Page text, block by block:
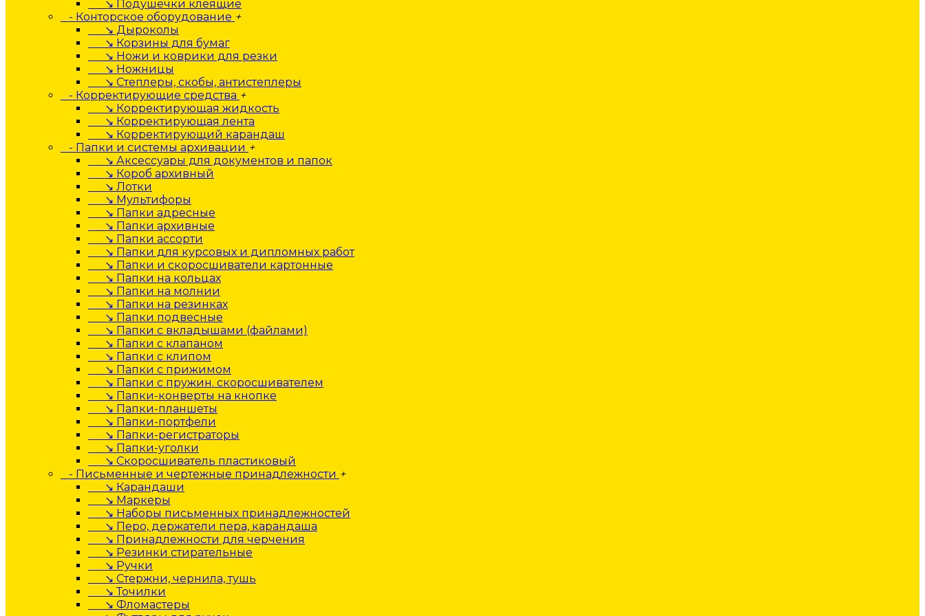
↘ Подушечки клеящие
- Конторское оборудование +
↘ Дыроколы
↘ Корзины для бумаг
↘ Ножи и коврики для резки
↘ Ножницы
↘ Степлеры, скобы, антистеплеры
- Корректирующие средства +
↘ Корректирующая жидкость
↘ Корректирующая лента
↘ Корректирующий карандаш
- Папки и системы архивации +
↘ Аксессуары для документов и папок
↘ Короб архивный
↘ Лотки
↘ Мультифоры
↘ Папки адресные
↘ Папки архивные
↘ Папки ассорти
↘ Папки для курсовых и дипломных работ
↘ Папки и скоросшиватели картонные
↘ Папки на кольцах
↘ Папки на молнии
↘ Папки на резинках
↘ Папки подвесные
↘ Папки с вкладышами (файлами)
↘ Папки с клапаном
↘ Папки с клипом
↘ Папки с прижимом
↘ Папки с пружин. скоросшивателем
↘ Папки-конверты на кнопке
↘ Папки-планшеты
↘ Папки-портфели
↘ Папки-регистраторы
↘ Папки-уголки
↘ Скоросшиватель пластиковый
- Письменные и чертежные принадлежности +
↘ Карандаши
↘ Маркеры
↘ Наборы письменных принадлежностей
↘ Перо, держатели пера, карандаша
↘ Принадлежности для черчения
↘ Резинки стирательные
↘ Ручки
↘ Стержни, чернила, тушь
↘ Точилки
↘ Фломастеры